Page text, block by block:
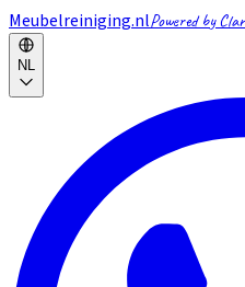
Meubelreiniging.nlPowered by
NL